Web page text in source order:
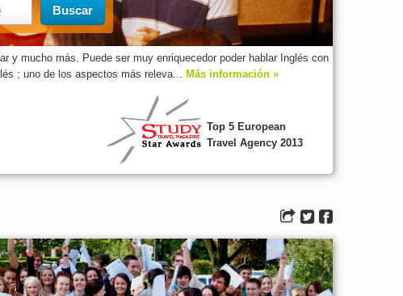
Buscar
y mucho más. Puede ser muy enriquecedor poder hablar Inglés con
; uno de los aspectos más releva... Más información »
Top 5 European
Travel Agency 2013